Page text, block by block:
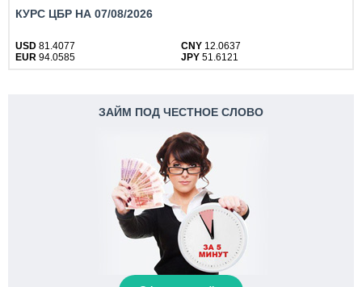
КУРС ЦБР НА 07/08/2026
USD 81.4077 CNY 12.0637
EUR 94.0585 JPY 51.6121
ЗАЙМ ПОД ЧЕСТНОЕ СЛОВО